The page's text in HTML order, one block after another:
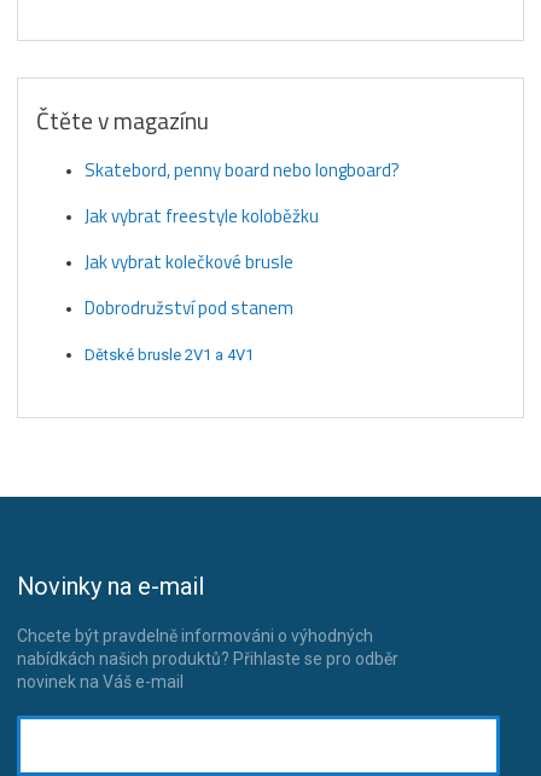
Čtěte v magazínu
Skatebord, penny board nebo longboard?
Jak vybrat freestyle koloběžku
Jak vybrat kolečkové brusle
Dobrodružství pod stanem
Dětské brusle 2V1 a 4V1
Novinky na e-mail
Chcete být pravdelně informováni o výhodných
nabídkách našich produktů? Přihlaste se pro odběr
novinek na Váš e-mail